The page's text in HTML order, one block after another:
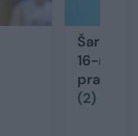
Šaro
16-
pradėjo
(2)